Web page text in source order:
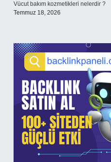
Vücut bakım kozmetikleri nelerdir ?
Temmuz 18, 2026